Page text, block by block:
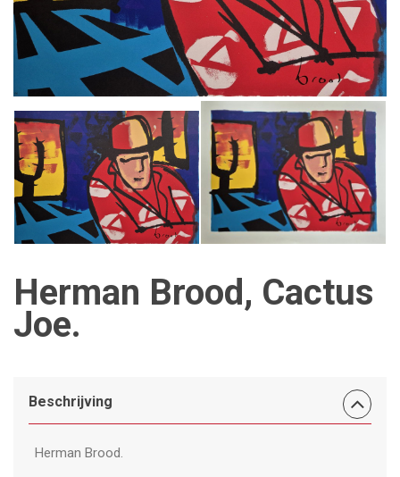
Herman Brood, Cactus
Joe.
Beschrijving
Herman Brood.